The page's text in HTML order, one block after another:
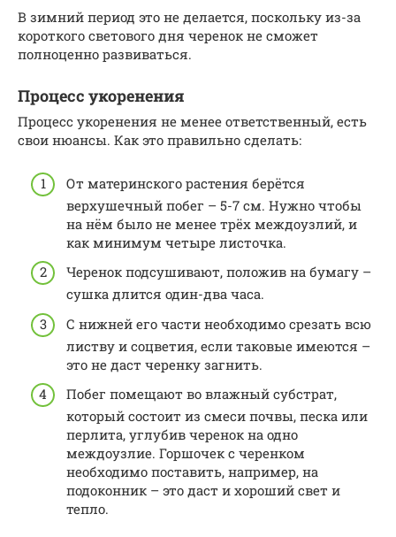
В зимний период это не делается, поскольку из-за
короткого светового дня черенок не сможет
полноценно развиваться.
Процесс укоренения
Процесс укоренения не менее ответственный, есть
свои нюансы. Как это правильно сделать:
От материнского растения берётся
верхушечный побег – 5-7 см. Нужно чтобы
на нём было не менее трёх междоузлий, и
как минимум четыре листочка.
Черенок подсушивают, положив на бумагу –
сушка длится один-два часа.
С нижней его части необходимо срезать всю
листву и соцветия, если таковые имеются –
это не даст черенку загнить.
Побег помещают во влажный субстрат,
который состоит из смеси почвы, песка или
перлита, углубив черенок на одно
междоузлие. Горшочек с черенком
необходимо поставить, например, на
подоконник – это даст и хороший свет и
тепло.